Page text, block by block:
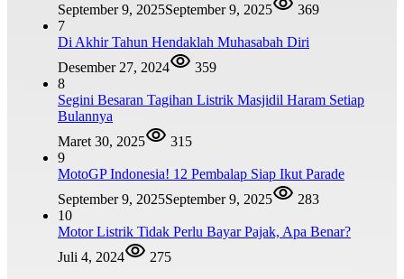
September 9, 2025September 9, 2025
369
7
Di Akhir Tahun Hendaklah Muhasabah Diri
Desember 27, 2024
359
8
Segini Besaran Tagihan Listrik Masjidil Haram Setiap
Bulannya
Maret 30, 2025
315
9
MotoGP Indonesia! 12 Pembalap Siap Ikut Parade
September 9, 2025September 9, 2025
283
10
Motor Listrik Tidak Perlu Bayar Pajak, Apa Benar?
Juli 4, 2024
275